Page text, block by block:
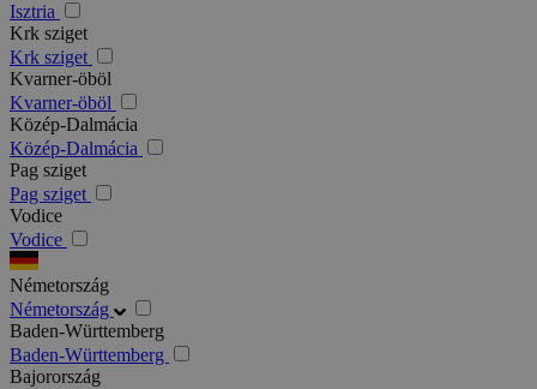
Isztria
Krk sziget
Krk sziget
Kvarner-öböl
Kvarner-öböl
Közép-Dalmácia
Közép-Dalmácia
Pag sziget
Pag sziget
Vodice
Vodice
Németország
Németország
Baden-Württemberg
Baden-Württemberg
Bajorország